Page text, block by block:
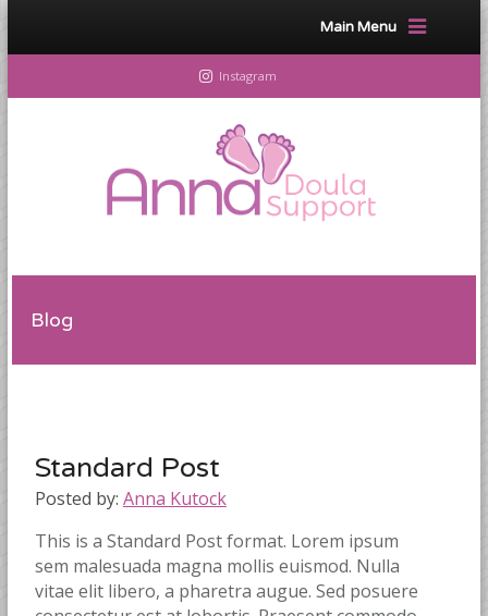
Main Menu
Instagram
Blog
Standard Post
Posted by: Anna Kutock
This is a Standard Post format. Lorem ipsum
sem malesuada magna mollis euismod. Nulla
vitae elit libero, a pharetra augue. Sed posuere